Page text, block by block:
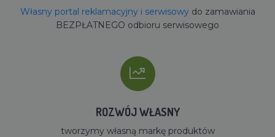
Własny portal reklamacyjny i serwisowydo zamawiania
BEZPŁATNEGO odbioru serwisowego
ROZWÓJ WŁASNY
tworzymy własną markę produktów